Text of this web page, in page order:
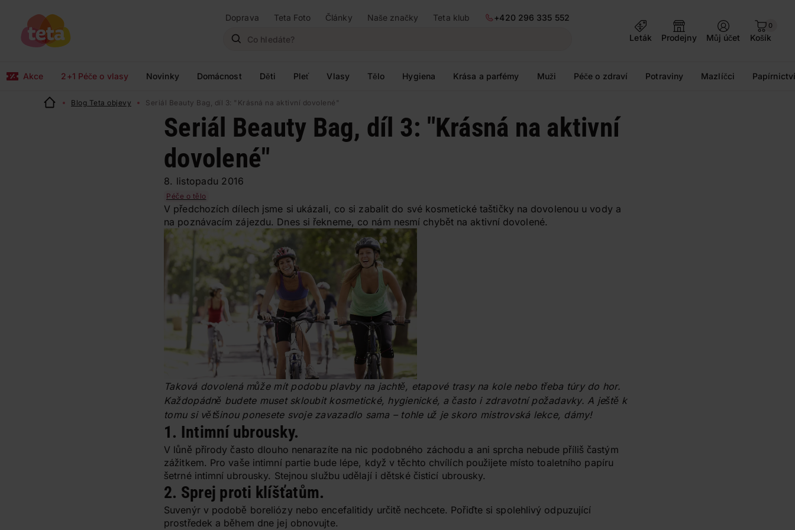
Doprava Teta Foto Články Naše značky Teta klub
+420 296 335 552
Leták
Prodejny Můj účet
0
Košík
Akce 2+1 Péče o vlasy Novinky Domácnost Děti Pleť Vlasy Tělo Hygiena Krása a parfémy Muži Péče o zdraví Potraviny Mazlíčci
Blog Teta objevy Seriál Beauty Bag, díl 3: "Krásná na aktivní dovolené"
Seriál Beauty Bag, díl 3: "Krásná na aktivní
dovolené"
8. listopadu 2016
Péče o tělo
V předchozích dílech jsme si ukázali, co si zabalit do své kosmetické taštičky na dovolenou u vody a
na poznávacím zájezdu. Dnes si řekneme, co nám nesmí chybět na aktivní dovolené.
Taková dovolená může mít podobu plavby na jachtě, etapové trasy na kole nebo třeba túry do hor.
Každopádně budete muset skloubit kosmetické, hygienické, a často i zdravotní požadavky. A ještě k
tomu si většinou ponesete svoje zavazadlo sama – tohle už je skoro mistrovská lekce, dámy!
1. Intimní ubrousky.
V lůně přírody často dlouho nenarazíte na nic podobného záchodu a ani sprcha nebude příliš častým
zážitkem. Pro vaše intimní partie bude lépe, když v těchto chvílích použijete místo toaletního papíru
šetrné intimní ubrousky. Stejnou službu udělají i dětské čisticí ubrousky.
2. Sprej proti klíšťatům.
Suvenýr v podobě boreliózy nebo encefalitidy určitě nechcete. Pořiďte si spolehlivý odpuzující
prostředek a během dne jej obnovujte.